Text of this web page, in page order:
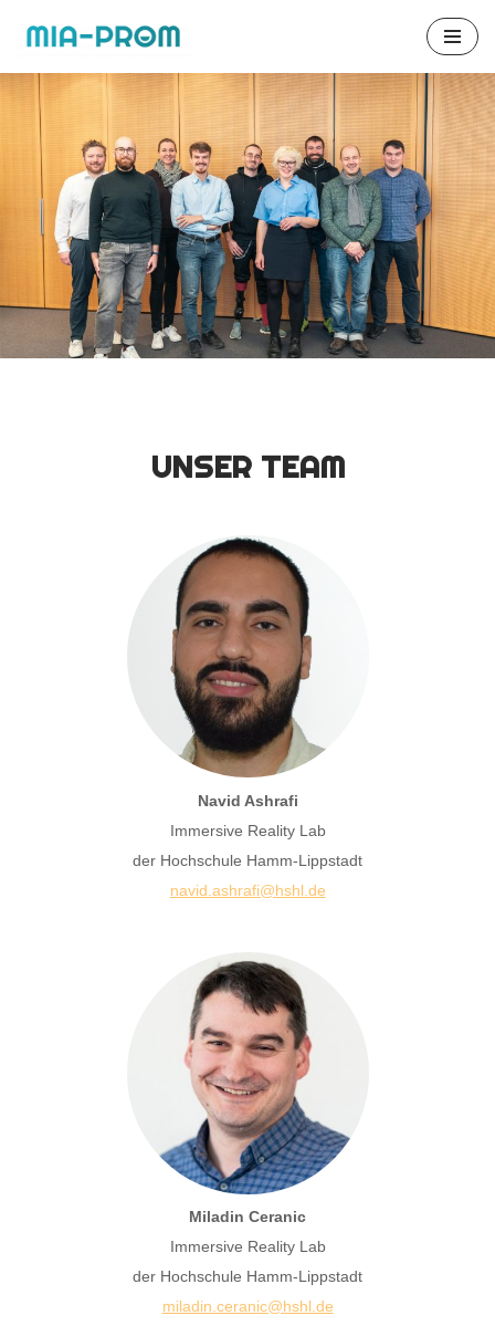
UNSER TEAM
Navid Ashrafi
Immersive Reality Lab
der Hochschule Hamm-Lippstadt
navid.ashrafi@hshl.de
Miladin Ceranic
Immersive Reality Lab
der Hochschule Hamm-Lippstadt
miladin.ceranic@hshl.de